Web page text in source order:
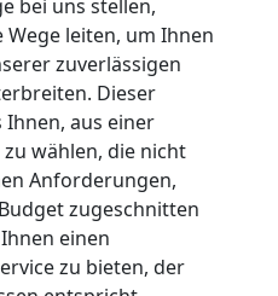
bei uns stellen,
leiten, um Ihnen
zuverlässigen
Dieser
Ihnen, aus einer
wählen, die nicht
Anforderungen,
zugeschnitten
einen
zu bieten, der